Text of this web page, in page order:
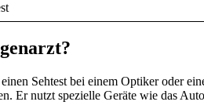
Sehtest bei einem Optiker oder
Er nutzt spezielle Geräte wie das